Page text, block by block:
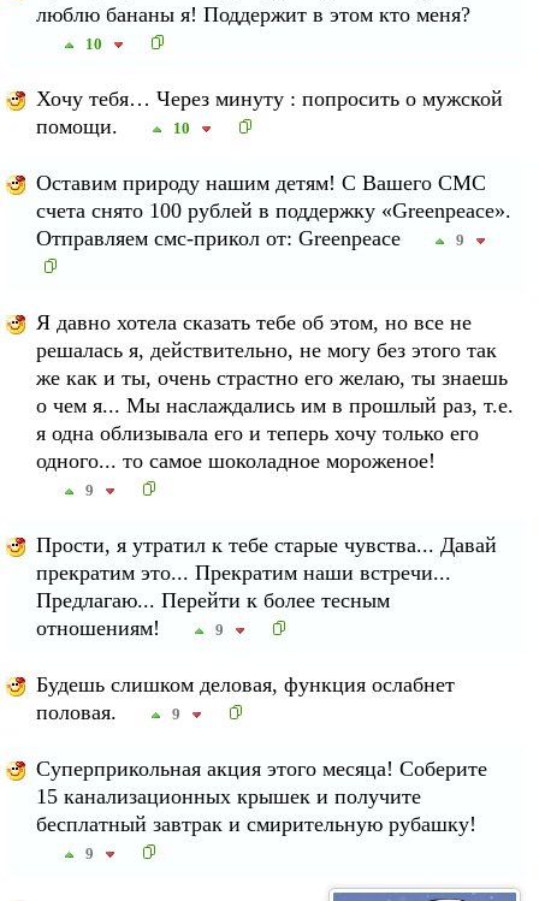
люблю бананы я! Поддержит в этом кто меня?
10
Хочу тебя… Через минуту : попросить о мужской
помощи.
10
Оставим природу нашим детям! С Вашего СМС
счета снято 100 рублей в поддержку «Greenpeace».
Отправляем смс-прикол от: Greenpeace
9
Я давно хотела сказать тебе об этом, но все не
решалась я, действительно, не могу без этого так
же как и ты, очень страстно его желаю, ты знаешь
о чем я... Мы наслаждались им в прошлый раз, т.е.
я одна облизывала его и теперь хочу только его
одного... то самое шоколадное мороженое!
9
Прости, я утратил к тебе старые чувства... Давай
прекратим это... Прекратим наши встречи...
Предлагаю... Перейти к более тесным
отношениям!
9
Будешь слишком деловая, функция ослабнет
половая.
9
Суперприкольная акция этого месяца! Соберите
15 канализационных крышек и получите
бесплатный завтрак и смирительную рубашку!
9